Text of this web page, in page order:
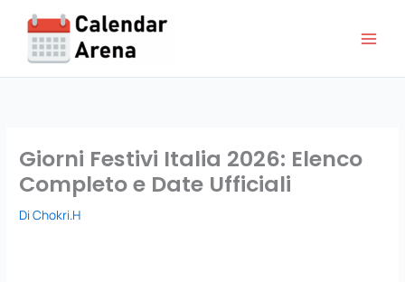
contenuto
Giorni Festivi Italia 2026: Elenco
Completo e Date Ufficiali
DiChokri.H